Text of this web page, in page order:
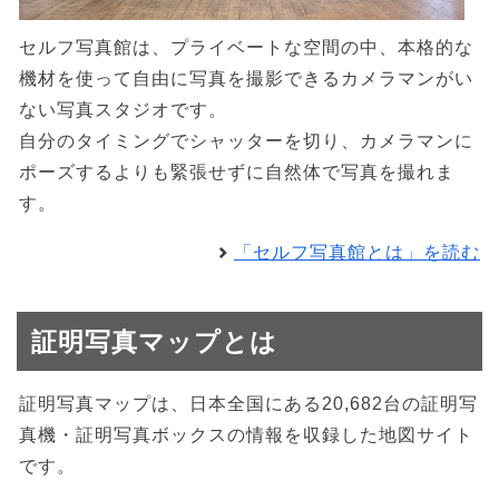
セルフ写真館は、プライベートな空間の中、本格的な
機材を使って自由に写真を撮影できるカメラマンがい
ない写真スタジオです。
自分のタイミングでシャッターを切り、カメラマンに
ポーズするよりも緊張せずに自然体で写真を撮れま
す。
「セルフ写真館とは」を読む
証明写真マップとは
証明写真マップは、日本全国にある20,682台の証明写
真機・証明写真ボックスの情報を収録した地図サイト
です。